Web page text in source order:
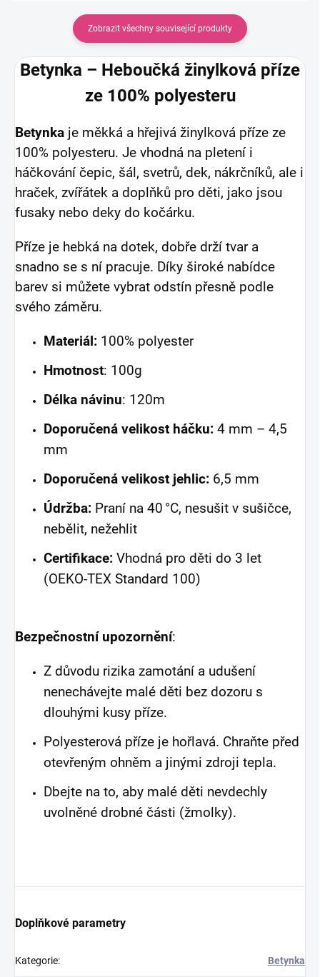
Zobrazit všechny související produkty
Betynka – Heboučká žinylková příze
ze 100% polyesteru
Betynka je měkká a hřejivá žinylková příze ze
100% polyesteru. Je vhodná na pletení i
háčkování čepic, šál, svetrů, dek, nákrčníků, ale i
hraček, zvířátek a doplňků pro děti, jako jsou
fusaky nebo deky do kočárku.
Příze je hebká na dotek, dobře drží tvar a
snadno se s ní pracuje. Díky široké nabídce
barev si můžete vybrat odstín přesně podle
svého záměru.
Materiál: 100% polyester
Hmotnost: 100g
Délka návinu: 120m
Doporučená velikost háčku: 4 mm – 4,5
mm
Doporučená velikost jehlic: 6,5 mm
Údržba: Praní na 40 °C, nesušit v sušičce,
nebělit, nežehlit
Certifikace: Vhodná pro děti do 3 let
(OEKO-TEX Standard 100)
Bezpečnostní upozornění:
Z důvodu rizika zamotání a udušení
nenechávejte malé děti bez dozoru s
dlouhými kusy příze.
Polyesterová příze je hořlavá. Chraňte před
otevřeným ohněm a jinými zdroji tepla.
Dbejte na to, aby malé děti nevdechly
uvolněné drobné části (žmolky).
Doplňkové parametry
Kategorie: Betynka